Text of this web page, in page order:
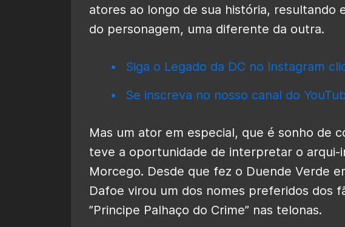
atores ao longo de sua história, resultando
do personagem, uma diferente da outra.
Siga o Legado da DC no Instagram
Se inscreva no nosso canal do
Mas um ator em especial, que é sonho de
teve a oportunidade de interpretar o arqui-
Morcego. Desde que fez o Duende Verde
Dafoe virou um dos nomes preferidos dos
”Principe Palhaço do Crime” nas telonas.